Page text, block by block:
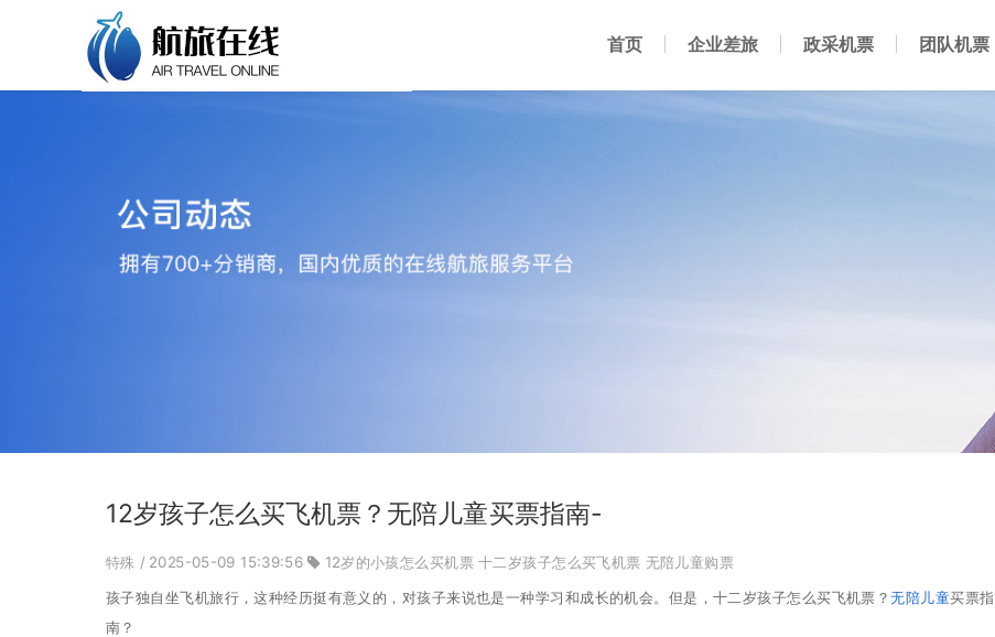
首页 企业差旅 政采机票 团队机票
12岁孩子怎么买飞机票？无陪儿童买票指南-
特殊 / 2025-05-09 15:39:56 12岁的小孩怎么买机票 十二岁孩子怎么买飞机票 无陪儿童购票
孩子独自坐飞机旅行，这种经历挺有意义的，对孩子来说也是一种学习和成长的机会。但是，十二岁孩子怎么买飞机票？无陪儿童买票指
南？